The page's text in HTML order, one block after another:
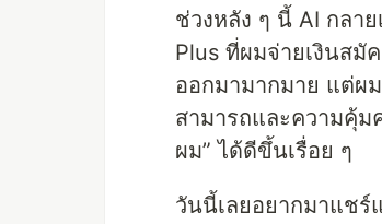
ช่วงหลัง ๆ นี้ AI กลา
Plus ที่ผมจ่ายเงินสมั
ออกมามากมาย แต่ผ
สามารถและความคุ้ม
ผม” ได้ดีขึ้นเรื่อย ๆ
วันนี้เลยอยากมาแชร์